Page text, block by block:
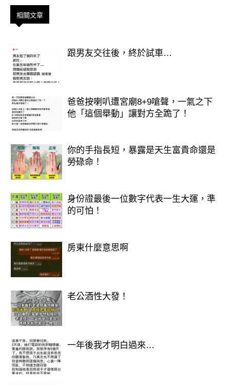
B
D
測試結果
1. 選A的人
觀開朗，待人真誠。你喜歡交朋友，也
喜歡和人分享你的心事，並且善於傾
相關文章
跟男友交往後，終於試車…
爸爸按喇叭遭宮廟8+9嗆聲，一氣之下
他「這個舉動」讓對方全跪了！
你的手指長短，暴露是天生富貴命還是
勞碌命！
身份證最後一位數字代表一生大運，準
的可怕！
房東什麼意思啊
老公酒性大發！
一年後我才明白過來…